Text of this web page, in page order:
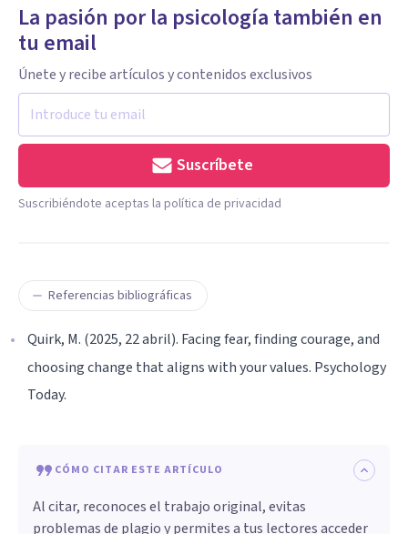
La pasión por la psicología también en
tu email
Únete y recibe artículos y contenidos exclusivos
Suscríbete
Suscribiéndote aceptas la política de privacidad
Referencias bibliográficas
Quirk, M. (2025, 22 abril). Facing fear, finding courage, and
choosing change that aligns with your values. Psychology
Today.
CÓMO CITAR ESTE ARTÍCULO
Al citar, reconoces el trabajo original, evitas
problemas de plagio y permites a tus lectores acceder